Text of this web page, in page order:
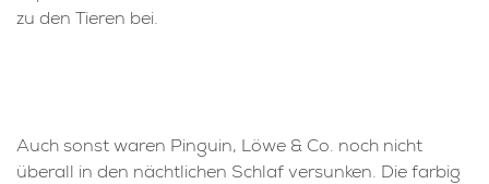
zu den Tieren bei.
Auch sonst waren Pinguin, Löwe & Co. noch nicht
überall in den nächtlichen Schlaf versunken. Die farbig